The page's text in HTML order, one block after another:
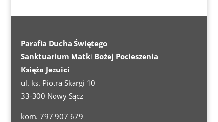
Parafia Ducha Świętego
Sanktuarium Matki Bożej Pocieszenia
Księża Jezuici
ul. ks. Piotra Skargi 10
33-300 Nowy Sącz
kom. 797 907 679